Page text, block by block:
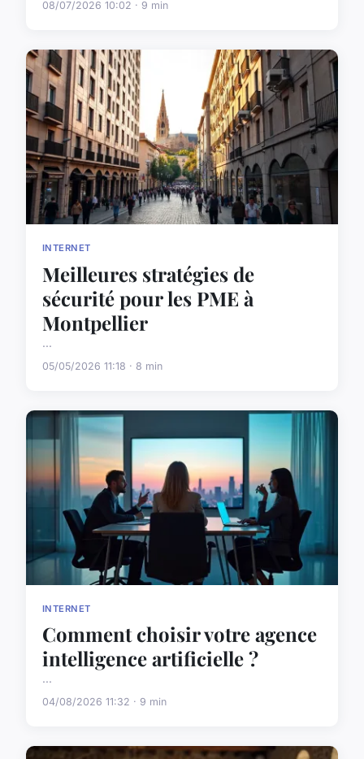
08/07/2026 10:02 · 9 min
INTERNET
Meilleures stratégies de
sécurité pour les PME à
Montpellier
...
05/05/2026 11:18 · 8 min
INTERNET
Comment choisir votre agence
intelligence artificielle ?
...
04/08/2026 11:32 · 9 min